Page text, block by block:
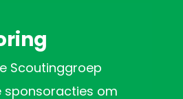
Scoutinggroep
sponsoracties om